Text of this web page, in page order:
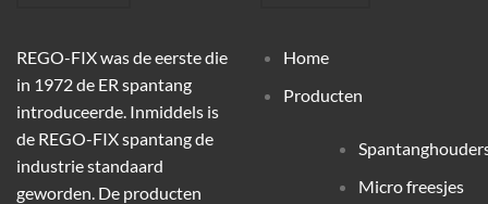
REGO-FIX was de eerste die
in 1972 de ER spantang
introduceerde. Inmiddels is
de REGO-FIX spantang de
industrie standaard
geworden. De producten
Home
Producten
Micro freesjes